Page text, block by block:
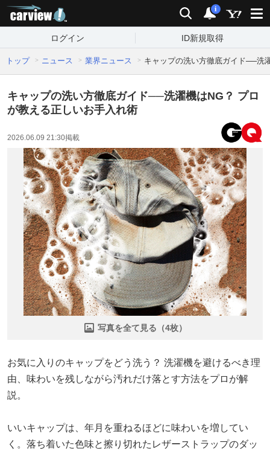
検索 通知
i
ログイン ID新規取得
トップ ニュース 業界ニュース キャップの洗い方徹底ガイド──洗
キャップの洗い方徹底ガイド──洗濯機はNG？ プロ
が教える正しいお手入れ術
2026.06.09 21:30掲載
写真を全て見る（4枚）
お気に入りのキャップをどう洗う？ 洗濯機を避けるべき理
由、味わいを残しながら汚れだけ落とす方法をプロが解
説。
いいキャップは、年月を重ねるほどに味わいを増してい
く。落ち着いた色味と擦り切れたレザーストラップのダッ